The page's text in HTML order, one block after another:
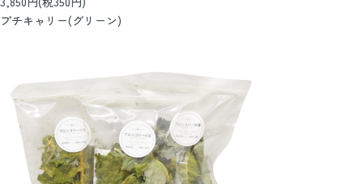
プチキャリー(グリーン)